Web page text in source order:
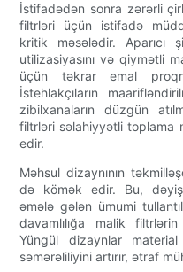
İstifadədən sonra zərərli
filtrləri üçün istifadə
kritik məsələdir. Aparıcı
utilizasiyasını və qiymətli
üçün təkrar emal
İstehlakçıların
zibilxanaların düzgün
filtrləri səlahiyyətli toplama
edir.
Məhsul dizaynının
də kömək edir. Bu,
əmələ gələn ümumi
davamlılığa malik
Yüngül dizaynlar material
səmərəliliyini artırır, ətraf